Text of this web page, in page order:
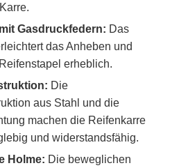
Gasdruckfedern: Das
das Anheben und
erheblich.
Die
aus Stahl und die
machen die Reifenkarre
und widerstandsfähig.
Holme: Die beweglichen